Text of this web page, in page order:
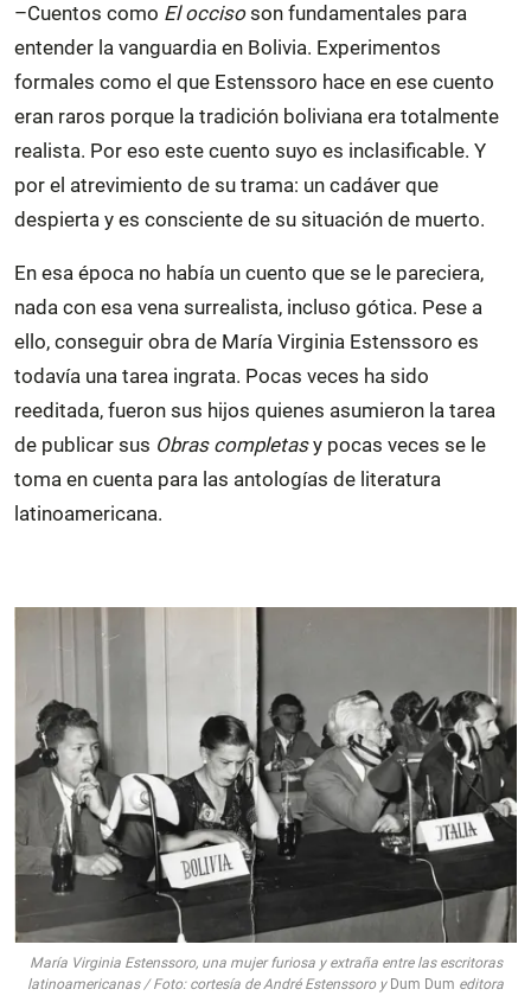
–Cuentos como El occisoson fundamentales para
entender la vanguardia en Bolivia. Experimentos
formales como el que Estenssoro hace en ese cuento
eran raros porque la tradición boliviana era totalmente
realista. Por eso este cuento suyo es inclasificable. Y
por el atrevimiento de su trama: un cadáver que
despierta y es consciente de su situación de muerto.
En esa época no había un cuento que se le pareciera,
nada con esa vena surrealista, incluso gótica. Pese a
ello, conseguir obra de María Virginia Estenssoro es
todavía una tarea ingrata. Pocas veces ha sido
reeditada, fueron sus hijos quienes asumieron la tarea
de publicar sus Obras completasy pocas veces se le
toma en cuenta para las antologías de literatura
latinoamericana.
María Virginia Estenssoro, una mujer furiosa y extraña entre las escritoras
latinoamericanas / Foto: cortesía de André Estenssoro y Dum Dum editora